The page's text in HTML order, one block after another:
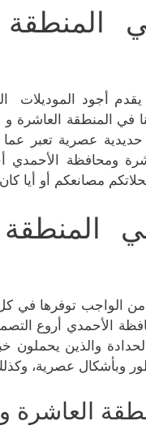
يقدم أجود
في المنطقة العاشرة
عصرية تعبر
ومحافظة الأحمدي
مصانعكم أو أيا
من الواجب توفرها في
الأحمدي أروع
والذين يحملون
وبأشكال عصرية،
العاشرة